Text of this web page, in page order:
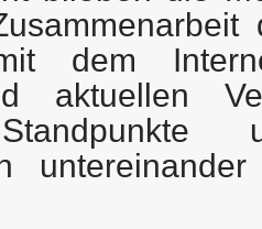
dem
aktuellen